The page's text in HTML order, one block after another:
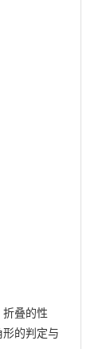
折叠的性
的判定与